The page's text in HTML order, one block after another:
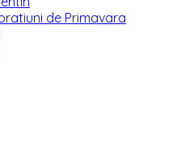
de Primavara